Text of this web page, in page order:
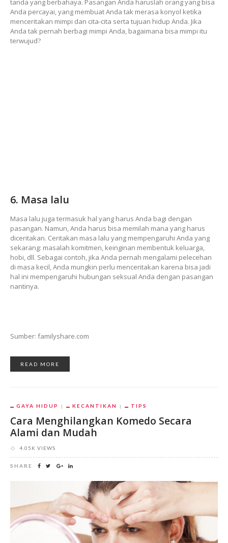
tanda yang berbahaya. Pasangan Anda haruslah orang yang bisa
Anda percayai, yang membuat Anda tak merasa konyol ketika
menceritakan mimpi dan cita-cita serta tujuan hidup Anda. Jika
Anda tak pernah berbagi mimpi Anda, bagaimana bisa mimpi itu
terwujud?
6. Masa lalu
Masa lalu juga termasuk hal yang harus Anda bagi dengan
pasangan. Namun, Anda harus bisa memilah mana yang harus
diceritakan. Ceritakan masa lalu yang mempengaruhi Anda yang
sekarang: masalah komitmen, keinginan membentuk keluarga,
hobi, dll. Sebagai contoh, jika Anda pernah mengalami pelecehan
di masa kecil, Anda mungkin perlu menceritakan karena bisa jadi
hal ini mempengaruhi hubungan seksual Anda dengan pasangan
nantinya.
Sumber: familyshare.com
READ MORE
GAYA HIDUP KECANTIKAN TIPS
Cara Menghilangkan Komedo Secara
Alami dan Mudah
4.05K VIEWS
SHARE